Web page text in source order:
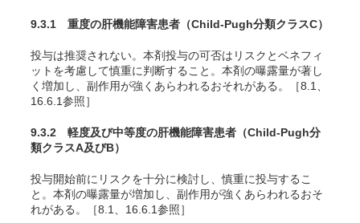
9.3.1 重度の肝機能障害患者（Child-Pugh分類クラスC）
投与は推奨されない。本剤投与の可否はリスクとベネフィ
ットを考慮して慎重に判断すること。本剤の曝露量が著し
く増加し、副作用が強くあらわれるおそれがある。［8.1、
16.6.1参照］
9.3.2 軽度及び中等度の肝機能障害患者（Child-Pugh分
類クラスA及びB）
投与開始前にリスクを十分に検討し、慎重に投与するこ
と。本剤の曝露量が増加し、副作用が強くあらわれるおそ
れがある。［8.1、16.6.1参照］